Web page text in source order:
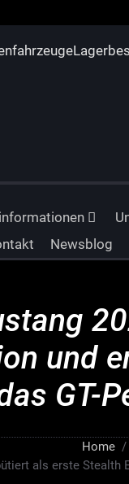
Newsblog
und
GT-
Home
als erste